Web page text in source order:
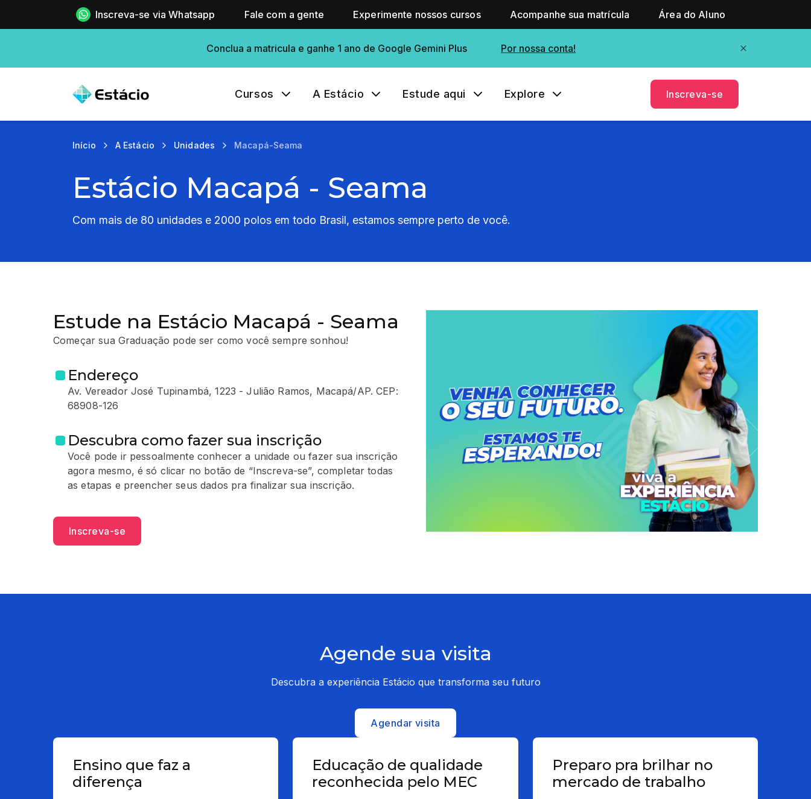
Inscreva-se via Whatsapp Fale com a gente Experimente nossos cursos Acompanhe sua matrícula Área do Aluno
Conclua a matricula e ganhe 1 ano de Google Gemini Plus Por nossa conta!
Cursos A Estácio Estude aqui Explore Inscreva-se
Início A Estácio Unidades Macapá-Seama
Estácio Macapá - Seama
Com mais de 80 unidades e 2000 polos em todo Brasil, estamos sempre perto de você.
Estude na Estácio Macapá - Seama
Começar sua Graduação pode ser como você sempre sonhou!
Endereço
Av. Vereador José Tupinambá, 1223 - Julião Ramos, Macapá/AP. CEP:
68908-126
Descubra como fazer sua inscrição
Você pode ir pessoalmente conhecer a unidade ou fazer sua inscrição
agora mesmo, é só clicar no botão de “Inscreva-se”, completar todas
as etapas e preencher seus dados pra finalizar sua inscrição.
Inscreva-se
Agende sua visita
Descubra a experiência Estácio que transforma seu futuro
Agendar visita
Ensino que faz a
diferença
Educação de qualidade
reconhecida pelo MEC
Preparo pra brilhar no
mercado de trabalho